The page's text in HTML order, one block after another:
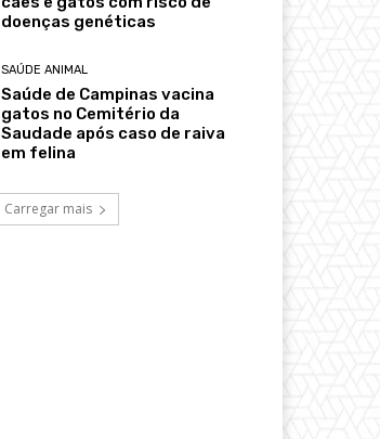
doenças genéticas
SAÚDE ANIMAL
Saúde de Campinas vacina
gatos no Cemitério da
Saudade após caso de raiva
em felina
Carregar mais